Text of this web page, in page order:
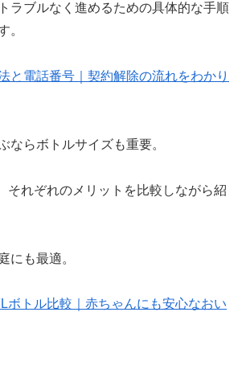
ラブルなく進めるための具体的な手順
。
と電話番号｜契約解除の流れをわかり
ならボトルサイズも重要。
それぞれのメリットを比較しながら紹
にも最適。
ボトル比較｜赤ちゃんにも安心なおい